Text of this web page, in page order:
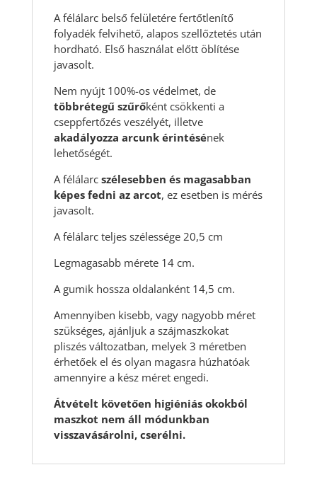
A félálarc belső felületére fertőtlenítő
folyadék felvihető, alapos szellőztetés után
hordható. Első használat előtt öblítése
javasolt.
Nem nyújt 100%-os védelmet, de
többrétegű szűrőként csökkenti a
cseppfertőzés veszélyét, illetve
akadályozza arcunk érintésének
lehetőségét.
A félálarc szélesebben és magasabban
képes fedni az arcot, ez esetben is mérés
javasolt.
A félálarc teljes szélessége 20,5 cm
Legmagasabb mérete 14 cm.
A gumik hossza oldalanként 14,5 cm.
Amennyiben kisebb, vagy nagyobb méret
szükséges, ajánljuk a szájmaszkokat
pliszés változatban, melyek 3 méretben
érhetőek el és olyan magasra húzhatóak
amennyire a kész méret engedi.
Átvételt követően higiéniás okokból
maszkot nem áll módunkban
visszavásárolni, cserélni.